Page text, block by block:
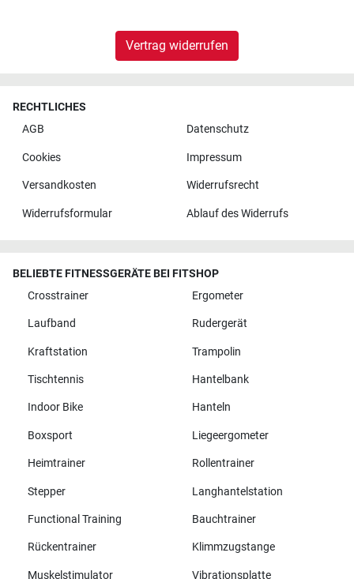
Vertrag widerrufen
RECHTLICHES
AGB
Datenschutz
Cookies Impressum
Versandkosten Widerrufsrecht
Widerrufsformular Ablauf des Widerrufs
BELIEBTE FITNESSGERÄTE BEI FITSHOP
Crosstrainer
Ergometer
Laufband Rudergerät
Kraftstation Trampolin
Tischtennis Hantelbank
Indoor Bike Hanteln
Boxsport Liegeergometer
Heimtrainer Rollentrainer
Stepper Langhantelstation
Functional Training Bauchtrainer
Rückentrainer Klimmzugstange
Muskelstimulator Vibrationsplatte